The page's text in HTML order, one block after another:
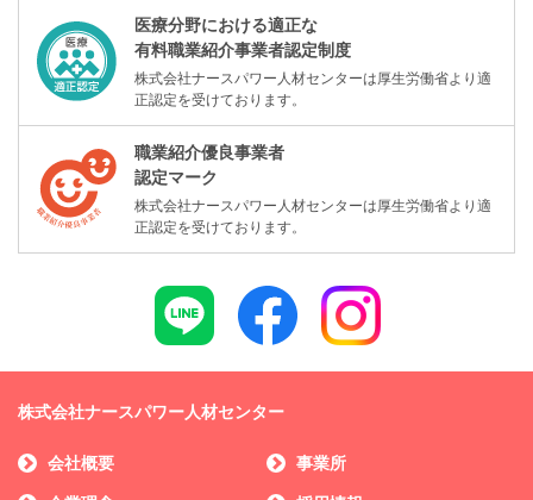
医療分野における適正な
有料職業紹介事業者認定制度
株式会社ナースパワー人材センターは厚生労働省より適
正認定を受けております。
職業紹介優良事業者
認定マーク
株式会社ナースパワー人材センターは厚生労働省より適
正認定を受けております。
株式会社ナースパワー人材センター
会社概要 事業所